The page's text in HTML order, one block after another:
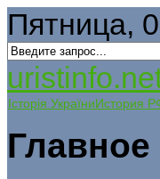
Пятница,
Історія УкраїниИстория